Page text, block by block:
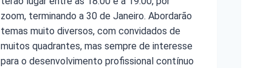
zoom, terminando a 30 de Janeiro. Abordarão
temas muito diversos, com convidados de
muitos quadrantes, mas sempre de interesse
para o desenvolvimento profissional contínuo